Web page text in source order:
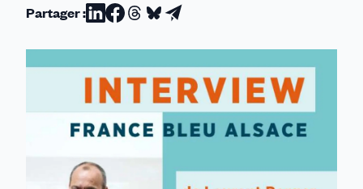
Partager :Partager
sur
Linkedin
Partager
sur
Facebook
Partager
sur
Threads
Partager
sur
Bluesky
Partager
par
email